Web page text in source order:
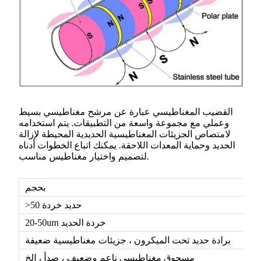
القضيب المغناطيسي عبارة عن مرشح مغناطيسي بسيط
وعملي مع مجموعة واسعة من التطبيقات. يتم استخدامه
لامتصاص الجزيئات المغناطيسية الحديدية المحيطة لإزالة
الحديد وحماية المعدات اللاحقة. يمكنك اتباع الخطوات أدناه
لتصميم واختيار مغناطيس مناسب.
بحجم
>50 حديد خردة
20-50um خردة الحديد
برادة حديد تحت الميكرون ، جزيئات مغناطيسية ضعيفة
مسحوق مغناطيسي ناعم وضعيف ، صدأ ، إلخ